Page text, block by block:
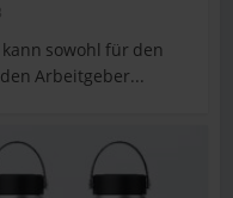
sowohl für den
Arbeitgeber...